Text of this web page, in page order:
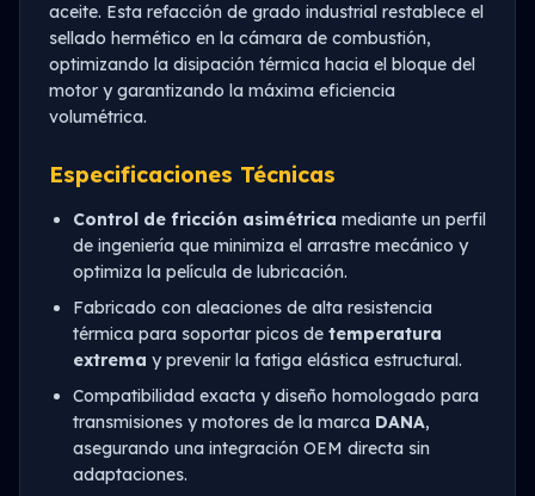
aceite. Esta refacción de grado industrial restablece el
sellado hermético en la cámara de combustión,
optimizando la disipación térmica hacia el bloque del
motor y garantizando la máxima eficiencia
volumétrica.
Especificaciones Técnicas
Control de fricción asimétrica mediante un perfil
de ingeniería que minimiza el arrastre mecánico y
optimiza la película de lubricación.
Fabricado con aleaciones de alta resistencia
térmica para soportar picos de temperatura
extrema y prevenir la fatiga elástica estructural.
Compatibilidad exacta y diseño homologado para
transmisiones y motores de la marca DANA,
asegurando una integración OEM directa sin
adaptaciones.